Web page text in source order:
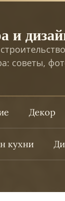
и
советы,
Декор
кухни